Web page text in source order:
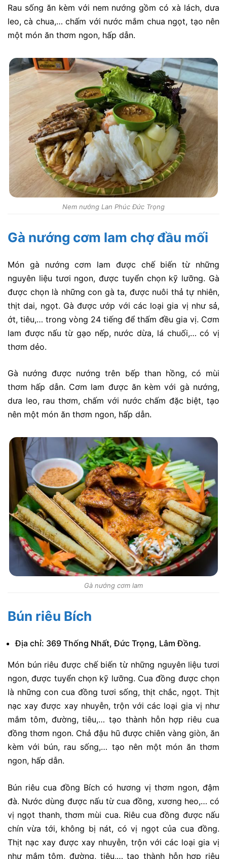
Rau sống ăn kèm với nem nướng gồm có xà lách, dưa
leo, cà chua,… chấm với nước mắm chua ngọt, tạo nên
một món ăn thơm ngon, hấp dẫn.
Nem nướng Lan Phúc Đức Trọng
Gà nướng cơm lam chợ đầu mối
Món gà nướng cơm lam được chế biến từ những
nguyên liệu tươi ngon, được tuyển chọn kỹ lưỡng. Gà
được chọn là những con gà ta, được nuôi thả tự nhiên,
thịt dai, ngọt. Gà được ướp với các loại gia vị như sả,
ớt, tiêu,… trong vòng 24 tiếng để thấm đều gia vị. Cơm
lam được nấu từ gạo nếp, nước dừa, lá chuối,… có vị
thơm dẻo.
Gà nướng được nướng trên bếp than hồng, có mùi
thơm hấp dẫn. Cơm lam được ăn kèm với gà nướng,
dưa leo, rau thơm, chấm với nước chấm đặc biệt, tạo
nên một món ăn thơm ngon, hấp dẫn.
Gà nướng cơm lam
Bún riêu Bích
Địa chỉ: 369 Thống Nhất, Đức Trọng, Lâm Đồng.
Món bún riêu được chế biến từ những nguyên liệu tươi
ngon, được tuyển chọn kỹ lưỡng. Cua đồng được chọn
là những con cua đồng tươi sống, thịt chắc, ngọt. Thịt
nạc xay được xay nhuyễn, trộn với các loại gia vị như
mắm tôm, đường, tiêu,… tạo thành hỗn hợp riêu cua
đồng thơm ngon. Chả đậu hũ được chiên vàng giòn, ăn
kèm với bún, rau sống,… tạo nên một món ăn thơm
ngon, hấp dẫn.
Bún riêu cua đồng Bích có hương vị thơm ngon, đậm
đà. Nước dùng được nấu từ cua đồng, xương heo,… có
vị ngọt thanh, thơm mùi cua. Riêu cua đồng được nấu
chín vừa tới, không bị nát, có vị ngọt của cua đồng.
Thịt nạc xay được xay nhuyễn, trộn với các loại gia vị
như mắm tôm, đường, tiêu,… tạo thành hỗn hợp riêu